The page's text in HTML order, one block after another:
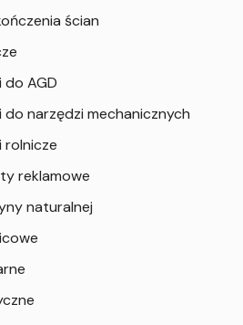
ścian
do AGD
do narzędzi mechanicznych
rolnicze
reklamowe
naturalnej